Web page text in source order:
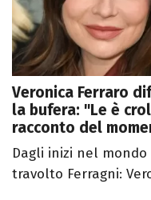
Veronica Ferraro
la bufera: "Le è
racconto del
Dagli inizi nel
travolto Ferragni: